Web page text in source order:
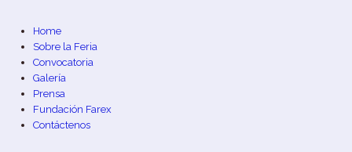
Home
Sobre la Feria
Convocatoria
Galería
Prensa
Fundación Farex
Contáctenos